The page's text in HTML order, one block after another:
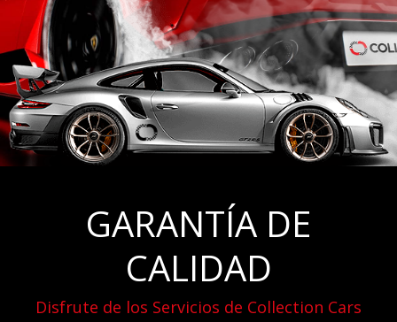
GARANTÍA DE
CALIDAD
Disfrute de los Servicios de Collection Cars